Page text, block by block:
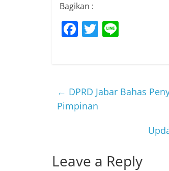
Bagikan :
F
b
o
T
← DPRD Jabar Bahas
Pimpinan
Leave a Reply